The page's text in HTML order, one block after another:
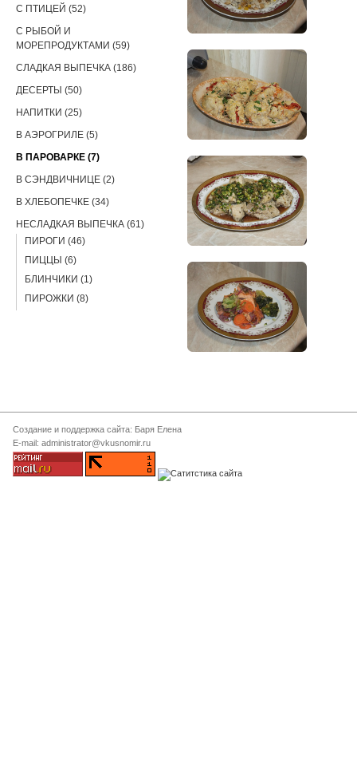
С ПТИЦЕЙ (52)
С РЫБОЙ И
МОРЕПРОДУКТАМИ (59)
СЛАДКАЯ ВЫПЕЧКА (186)
ДЕСЕРТЫ (50)
НАПИТКИ (25)
В АЭРОГРИЛЕ (5)
В ПАРОВАРКЕ (7)
В СЭНДВИЧНИЦЕ (2)
В ХЛЕБОПЕЧКЕ (34)
НЕСЛАДКАЯ ВЫПЕЧКА (61)
ПИРОГИ (46)
ПИЦЦЫ (6)
БЛИНЧИКИ (1)
ПИРОЖКИ (8)
Создание и поддержка сайта: Баря Елена
E-mail: administrator@vkusnomir.ru